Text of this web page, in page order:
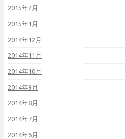
2015年2月
2015年1月
2014年12月
2014年11月
2014年10月
2014年9月
2014年8月
2014年7月
2014年6月